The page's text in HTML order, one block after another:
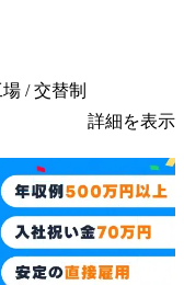
/ 交替制
詳細を表示